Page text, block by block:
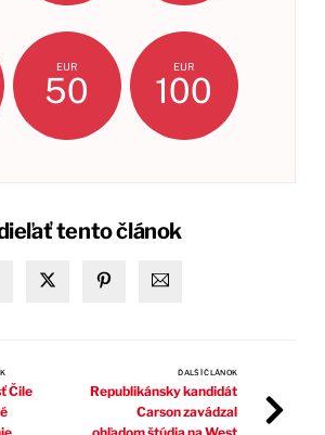
EUR
50
EUR
100
tento článok
Čile
ĎALŠÍ ČLÁNOK
Republikánsky kandidát
Carson zavádzal